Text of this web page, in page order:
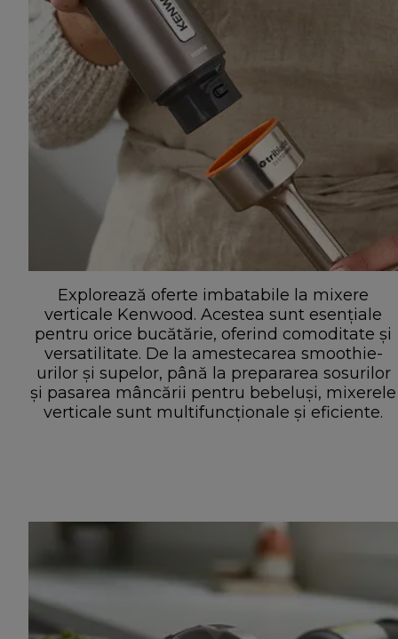
Explorează oferte imbatabile la mixere
verticale Kenwood. Acestea sunt esențiale
pentru orice bucătărie, oferind comoditate și
versatilitate. De la amestecarea smoothie-
urilor și supelor, până la prepararea sosurilor
și pasarea mâncării pentru bebeluși, mixerele
verticale sunt multifuncționale și eficiente.